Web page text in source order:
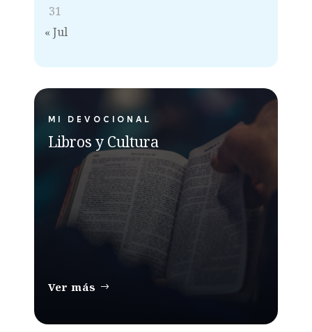
31
« Jul
MI DEVOCIONAL
Libros y Cultura
Ver más